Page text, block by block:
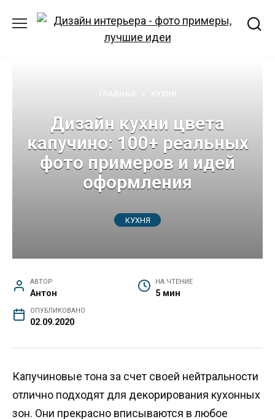
Дизайн кухни цвета
капучино: 100+ реальных
фото примеров и идей
оформления
КУХНЯ
АВТОР
Антон
НА ЧТЕНИЕ
5 мин
ОПУБЛИКОВАНО
02.09.2020
Капучиновые тона за счет своей нейтральности
отлично подходят для декорирования кухонных
зон. Они прекрасно вписываются в любое